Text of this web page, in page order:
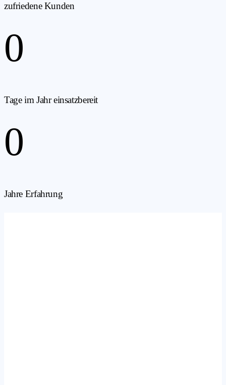
zufriedene Kunden
0
Tage im Jahr einsatzbereit
0
Jahre Erfahrung